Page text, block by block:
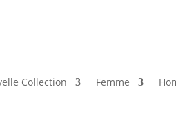
Collection Femme